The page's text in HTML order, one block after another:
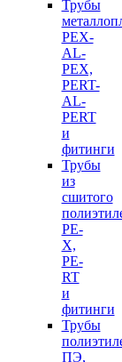
Трубы
PEX-
AL-
PEX,
PERT-
AL-
PERT
и
фитинги
Трубы
из
сшитого
PE-
X,
PE-
RT
и
фитинги
Трубы
ПЭ,